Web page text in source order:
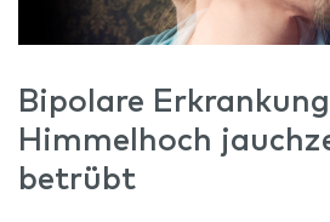
Bipolare
Himmelhoch
betrübt